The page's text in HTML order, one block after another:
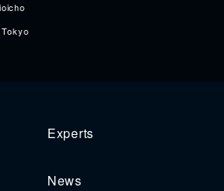
Experts
News